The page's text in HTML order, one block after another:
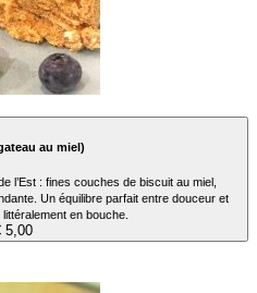
au miel)
l’Est : fines couches de biscuit au miel,
Un équilibre parfait entre douceur et
en bouche.
5,00